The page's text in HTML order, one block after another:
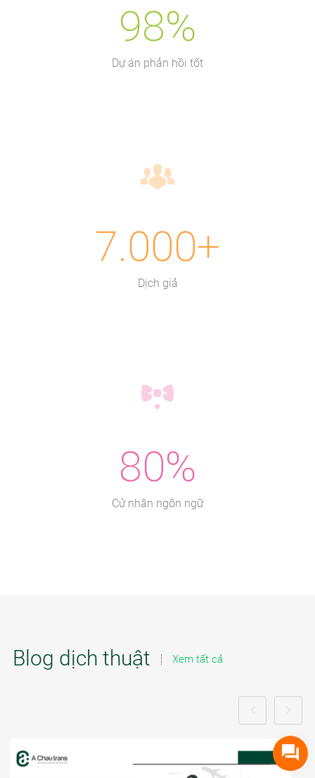
98%
Dự án phản hồi tốt
7.000+
Dịch giả
80%
Cử nhân ngôn ngữ
Blog dịch thuật Xem tất cả